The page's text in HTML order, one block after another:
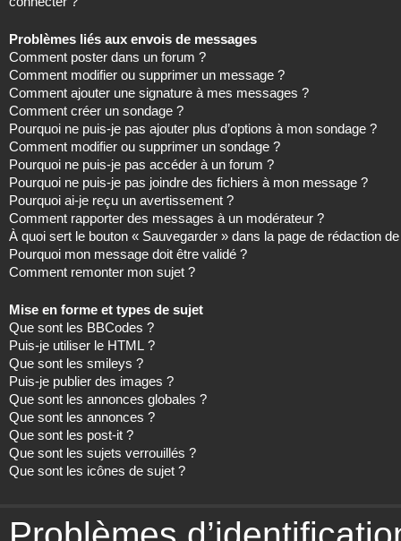
Problèmes liés aux envois de messages
Comment poster dans un forum ?
Comment modifier ou supprimer un message ?
Comment ajouter une signature à mes messages ?
Comment créer un sondage ?
Pourquoi ne puis-je pas ajouter plus d’options à mon sondage ?
Comment modifier ou supprimer un sondage ?
Pourquoi ne puis-je pas accéder à un forum ?
Pourquoi ne puis-je pas joindre des fichiers à mon message ?
Pourquoi ai-je reçu un avertissement ?
Comment rapporter des messages à un modérateur ?
À quoi sert le bouton « Sauvegarder » dans la page de rédaction
Pourquoi mon message doit être validé ?
Comment remonter mon sujet ?
Mise en forme et types de sujet
Que sont les BBCodes ?
Puis-je utiliser le HTML ?
Que sont les smileys ?
Puis-je publier des images ?
Que sont les annonces globales ?
Que sont les annonces ?
Que sont les post-it ?
Que sont les sujets verrouillés ?
Que sont les icônes de sujet ?